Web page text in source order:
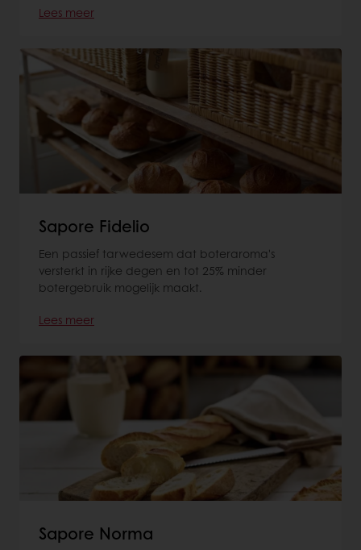
Lees meer
Sapore Fidelio
Een passief tarwedesem dat boteraroma's
versterkt in rijke degen en tot 25% minder
botergebruik mogelijk maakt.
Lees meer
Sapore Norma